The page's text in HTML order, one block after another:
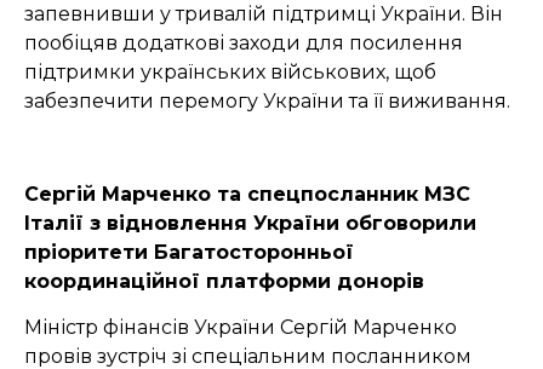
запевнивши у тривалій підтримці України. Він
пообіцяв додаткові заходи для посилення
підтримки українських військових, щоб
забезпечити перемогу України та її виживання.
Сергій Марченко та спецпосланник МЗС
Італії з відновлення України обговорили
пріоритети Багатосторонньої
координаційної платформи донорів
Міністр фінансів України Сергій Марченко
провів зустріч зі спеціальним посланником